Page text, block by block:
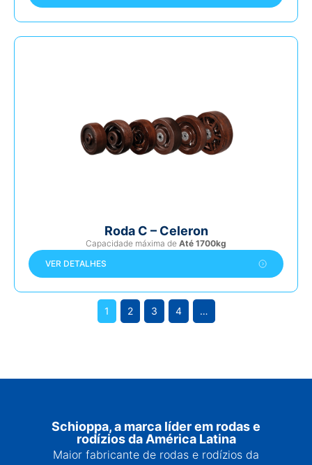
Roda C – Celeron
Capacidade máxima de Até 1700kg
VER DETALHES
1 2 3 4 …
Schioppa, a marca líder em rodas e
rodízios da América Latina
Maior fabricante de rodas e rodízios da